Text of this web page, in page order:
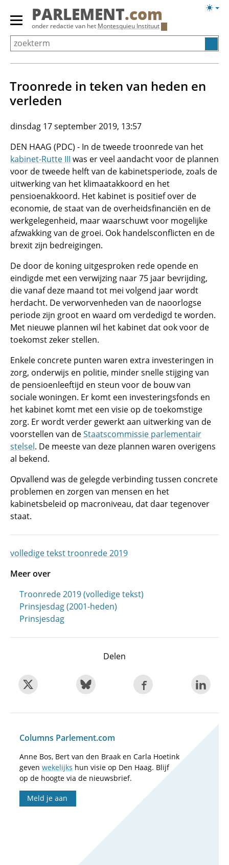
Overslaan
Primair
menu
tonen/verbergen
PARLEMENT.com
onder redactie van het Montesquieu Instituut
Troonrede in teken van heden en
verleden
dinsdag 17 september 2019, 13:57
DEN HAAG (PDC) - In de tweede troonrede van het
kabinet-Rutte III was er veel aandacht voor de plannen
voor de tweede helft van de kabinetsperiode, zoals de
uitwerking van het klimaatakkoord en het
pensioenakkoord. Het kabinet is positief over de
economie, de staat van de overheidsfinanciën en de
werkgelegenheid, maar waarschuwt voor mogelijke
afzwakking van de groei. Ook handelsconflicten en de
brexit zijn bedreigingen.
De door de koning uitgesproken rede opende en
eindigde met een verwijzing naar 75 jaar bevrijding,
die vanaf deze maand tot mei volgend jaar wordt
herdacht. De verworvenheden van de naoorlogse
periode zijn groot en waard om verdedigd te worden.
Met nieuwe plannen wil het kabinet dat ook voor de
toekomst zeker stellen.
Enkele concrete punten waren extra investeringen in
zorg, onderwijs en politie, minder snelle stijging van
de pensioenleeftijd en steun voor de bouw van
sociale woningen. Er komt een investeringsfonds en
het kabinet komt met een visie op de toekomstige
zorg. Er wordt verder gewerkt aan uitwerking van de
voorstellen van deStaatscommissie parlementair
stelsel. De meeste van deze plannen waren overigens
al bekend.
Opvallend was de gelegde verbinding tussen concrete
problemen en zorgen van mensen en het
kabinetsbeleid op macroniveau, dat daar tegenover
staat.
volledige tekst troonrede 2019
Meer over
Troonrede 2019 (volledige tekst)
Prinsjesdag (2001-heden)
Prinsjesdag
Delen
Columns Parlement.com
Anne Bos, Bert van den Braak en Carla Hoetink
geven wekelijks hun visie op Den Haag. Blijf
op de hoogte via de nieuwsbrief.
Meld je aan